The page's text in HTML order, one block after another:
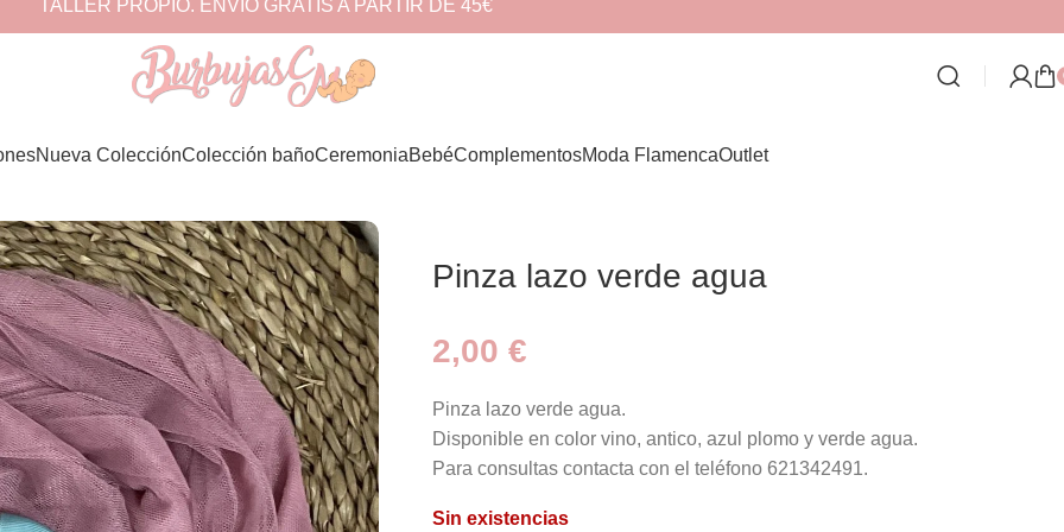
TALLER PROPIO. ENVÍO GRATIS A PARTIR DE 45€
Nueva ColecciónColección bañoCeremoniaBebéComplementosModa FlamencaOutlet
Pinza lazo verde agua
2,00 €
Pinza lazo verde agua.
Disponible en color vino, antico, azul plomo y verde agua.
Para consultas contacta con el teléfono 621342491.
Sin existencias